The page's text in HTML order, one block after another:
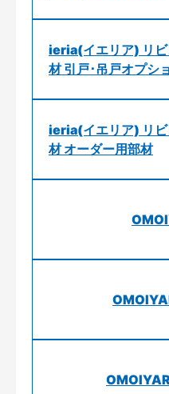
ieria(イエリア) リビ
材 引戸･吊戸オプシ
ieria(イエリア) リビ
材 オーダー用部材